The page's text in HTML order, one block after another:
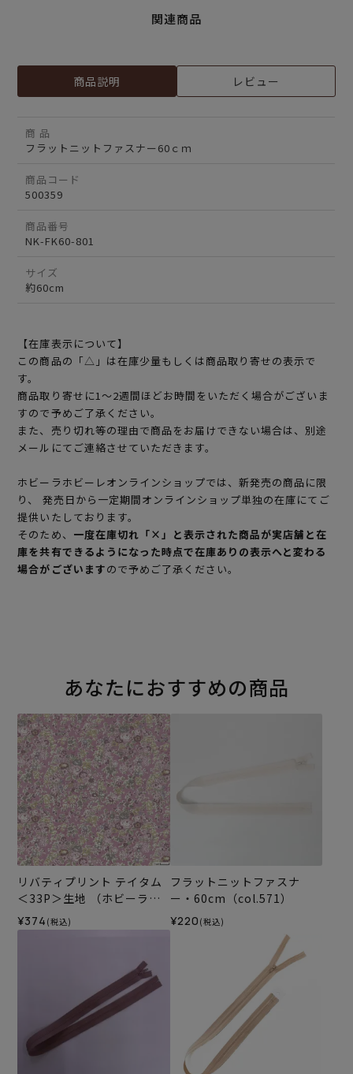
関連商品
商品説明 レビュー
商 品
フラットニットファスナー60ｃｍ
商品コード
500359
商品番号
NK-FK60-801
サイズ
約60cm
【在庫表示について】
この商品の「△」は在庫少量もしくは商品取り寄せの表示で
す。
商品取り寄せに1～2週間ほどお時間をいただく場合がございま
すので予めご了承ください。
また、売り切れ等の理由で商品をお届けできない場合は、別途
メールにてご連絡させていただきます。
ホビーラホビーレオンラインショップでは、新発売の商品に限
り、 発売日から一定期間オンラインショップ単独の在庫にてご
提供いたしております。
そのため、 一度在庫切れ「×」と表示された商品が実店舗と在
庫を共有できるようになった時点で在庫ありの表示へと変わる
場合がございますので予めご了承ください。
あなたにおすすめの商品
リバティプリント テイタム
＜33P＞生地 （ホビーラホ
ビーレオリジナル）2026ES
¥374 (税込)
フラットニットファスナ
ー・60cm（col.571）
¥220 (税込)